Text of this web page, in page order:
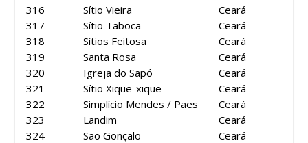
316
317
318
319
320
321
322
323
324
Sítio Vieira
Sítio Taboca
Sítios Feitosa
Santa Rosa
Igreja do Sapó
Sítio Xique-xique
Simplício Mendes / Paes
Landim
São Gonçalo
Ceará
Ceará
Ceará
Ceará
Ceará
Ceará
Ceará
Ceará
Ceará